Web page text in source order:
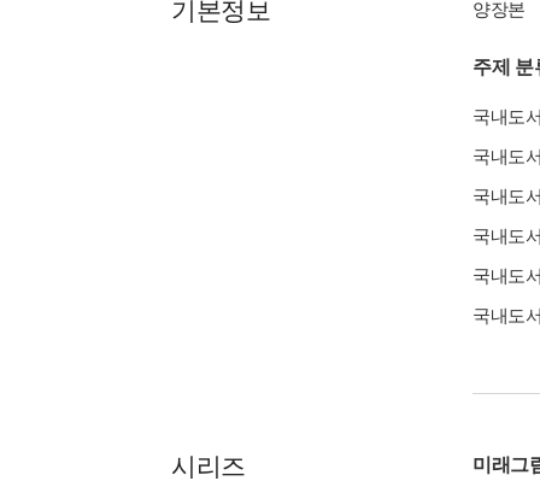
기본정보 양장본
주제 분
국내도
국내도
국내도
국내도
국내도
국내도
시리즈 미래그